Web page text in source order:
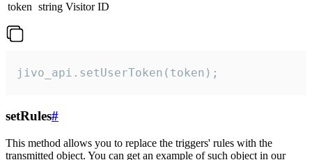
token string Visitor ID
jivo_api.setUserToken(token);
setRules#
This method allows you to replace the triggers' rules with the
transmitted object. You can get an example of such object in our